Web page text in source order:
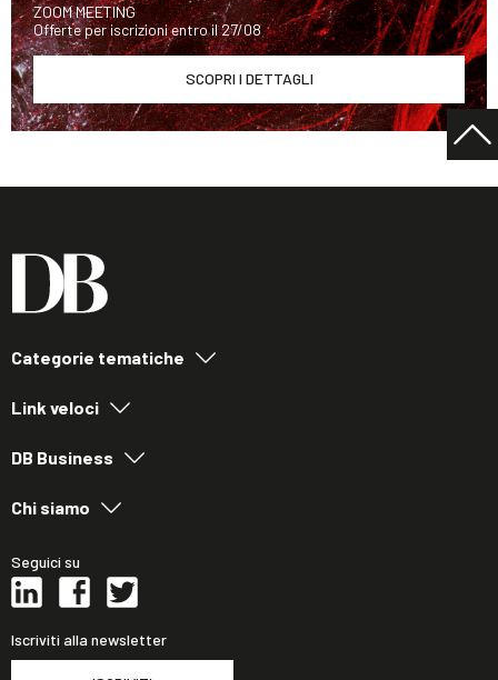
ZOOM MEETING
Offerte per iscrizioni entro il 27/08
SCOPRI I DETTAGLI
Categorie tematiche
Link veloci
DB Business
Chi siamo
Seguici su
Iscriviti alla newsletter